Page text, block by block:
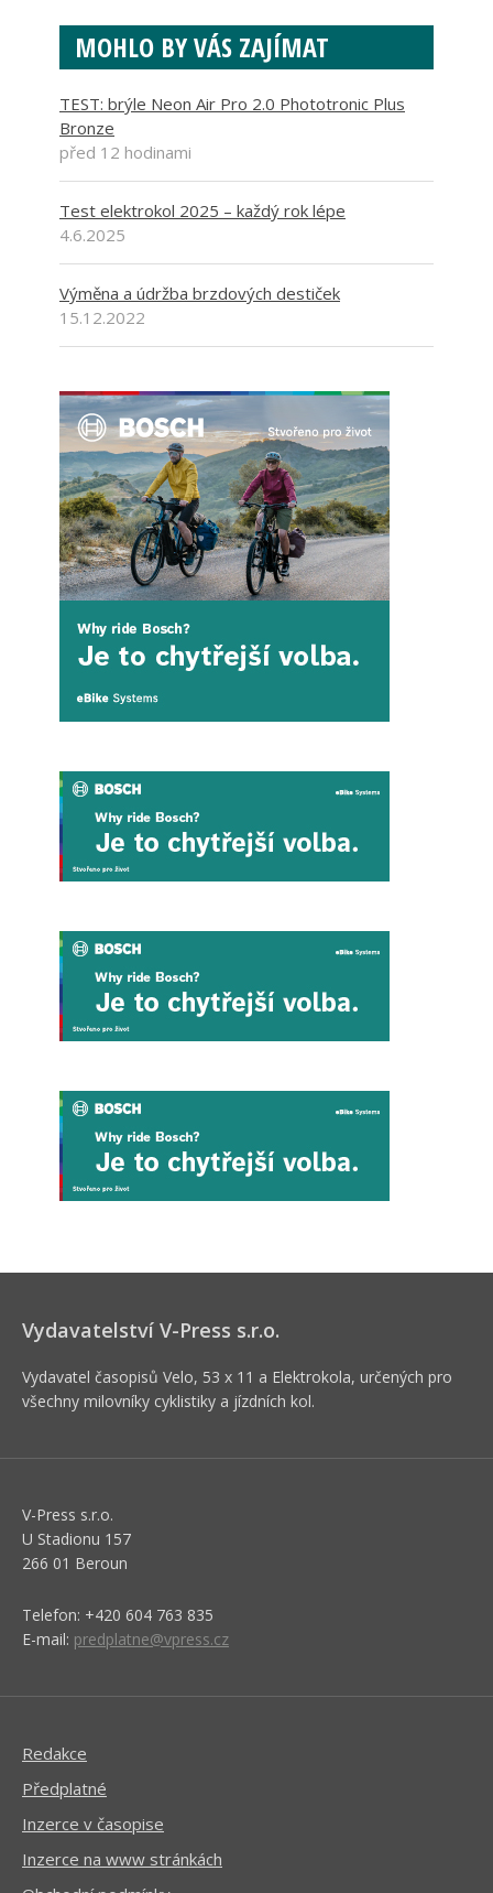
MOHLO BY VÁS ZAJÍMAT
TEST: brýle Neon Air Pro 2.0 Phototronic Plus
Bronze
před 12 hodinami
Test elektrokol 2025 – každý rok lépe
4.6.2025
Výměna a údržba brzdových destiček
15.12.2022
Vydavatelství V-Press s.r.o.
Vydavatel časopisů Velo, 53 x 11 a Elektrokola, určených pro
všechny milovníky cyklistiky a jízdních kol.
V-Press s.r.o.
U Stadionu 157
266 01 Beroun
Telefon: +420 604 763 835
E-mail: predplatne@vpress.cz
Redakce
Předplatné
Inzerce v časopise
Inzerce na www stránkách